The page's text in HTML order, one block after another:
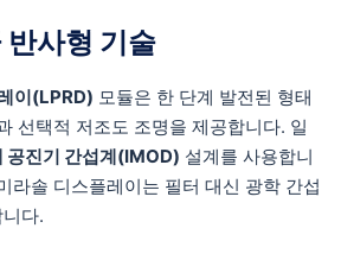
반사형 기술
이(LPRD) 모듈은 한 단계 발전된 형태
선택적 저조도 조명을 제공합니다. 일
공진기 간섭계(IMOD) 설계를 사용합니
라솔 디스플레이는 필터 대신 광학 간섭
다.